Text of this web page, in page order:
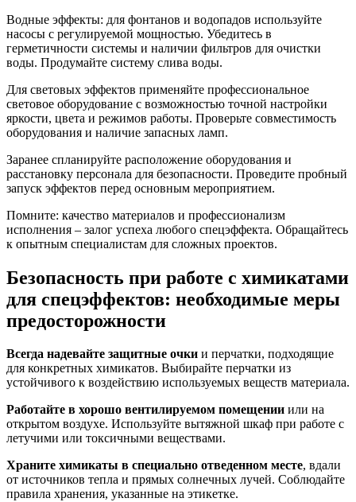
Водные эффекты: для фонтанов и водопадов используйте
насосы с регулируемой мощностью. Убедитесь в
герметичности системы и наличии фильтров для очистки
воды. Продумайте систему слива воды.
Для световых эффектов применяйте профессиональное
световое оборудование с возможностью точной настройки
яркости, цвета и режимов работы. Проверьте совместимость
оборудования и наличие запасных ламп.
Заранее спланируйте расположение оборудования и
расстановку персонала для безопасности. Проведите пробный
запуск эффектов перед основным мероприятием.
Помните: качество материалов и профессионализм
исполнения – залог успеха любого спецэффекта. Обращайтесь
к опытным специалистам для сложных проектов.
Безопасность при работе с химикатами
для спецэффектов: необходимые меры
предосторожности
Всегда надевайте защитные очки и перчатки, подходящие
для конкретных химикатов. Выбирайте перчатки из
устойчивого к воздействию используемых веществ материала.
Работайте в хорошо вентилируемом помещении или на
открытом воздухе. Используйте вытяжной шкаф при работе с
летучими или токсичными веществами.
Храните химикаты в специально отведенном месте, вдали
от источников тепла и прямых солнечных лучей. Соблюдайте
правила хранения, указанные на этикетке.